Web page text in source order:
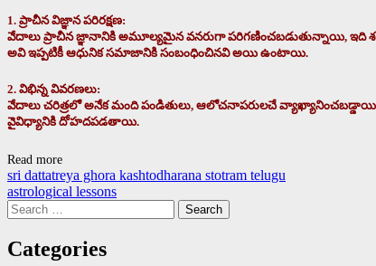
1. ప్రాచీన విజ్ఞాన పరిరక్షణ:
వేదాలు ప్రాచీన జ్ఞానానికి అమూల్యమైన వనరుగా పరిగణించబడుతున్నాయి, ఇది
అవి ఇప్పటికీ ఆధునిక సమాజానికి సంబంధించినవి అయి ఉంటాయి.
2. విభిన్న వివరణలు:
వేదాలు చరిత్రలో అనేక మంది పండితులు, ఆలోచనాపరులచే
వైవిధ్యానికి దోహదపడతాయి.
Read more
Post
navigation
sri dattatreya ghora kashtodharana stotram telugu
astrological lessons
Search
for:
Categories